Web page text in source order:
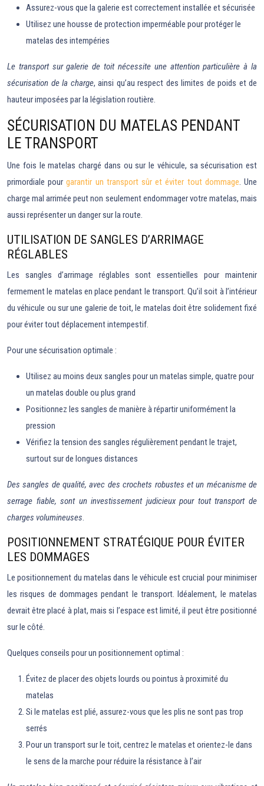
Assurez-vous que la galerie est correctement installée et sécurisée
Utilisez une housse de protection imperméable pour protéger le
matelas des intempéries
Le transport sur galerie de toit nécessite une attention particulière à la
sécurisation de la charge, ainsi qu’au respect des limites de poids et de
hauteur imposées par la législation routière.
SÉCURISATION DU MATELAS PENDANT
LE TRANSPORT
Une fois le matelas chargé dans ou sur le véhicule, sa sécurisation est
primordiale pourgarantir un transport sûr et éviter tout dommage. Une
charge mal arrimée peut non seulement endommager votre matelas, mais
aussi représenter un danger sur la route.
UTILISATION DE SANGLES D’ARRIMAGE
RÉGLABLES
Les sangles d’arrimage réglables sont essentielles pour maintenir
fermement le matelas en place pendant le transport. Qu’il soit à l’intérieur
du véhicule ou sur une galerie de toit, le matelas doit être solidement fixé
pour éviter tout déplacement intempestif.
Pour une sécurisation optimale :
Utilisez au moins deux sangles pour un matelas simple, quatre pour
un matelas double ou plus grand
Positionnez les sangles de manière à répartir uniformément la
pression
Vérifiez la tension des sangles régulièrement pendant le trajet,
surtout sur de longues distances
Des sangles de qualité, avec des crochets robustes et un mécanisme de
serrage fiable, sont un investissement judicieux pour tout transport de
charges volumineuses.
POSITIONNEMENT STRATÉGIQUE POUR ÉVITER
LES DOMMAGES
Le positionnement du matelas dans le véhicule est crucial pour minimiser
les risques de dommages pendant le transport. Idéalement, le matelas
devrait être placé à plat, mais si l’espace est limité, il peut être positionné
sur le côté.
Quelques conseils pour un positionnement optimal :
Évitez de placer des objets lourds ou pointus à proximité du
matelas
Si le matelas est plié, assurez-vous que les plis ne sont pas trop
serrés
Pour un transport sur le toit, centrez le matelas et orientez-le dans
le sens de la marche pour réduire la résistance à l’air